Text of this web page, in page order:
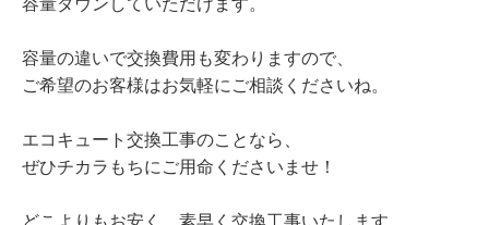
容量ダウンしていただけます。
容量の違いで交換費用も変わりますので、
ご希望のお客様はお気軽にご相談くださいね。
エコキュート交換工事のことなら、
ぜひチカラもちにご用命くださいませ！